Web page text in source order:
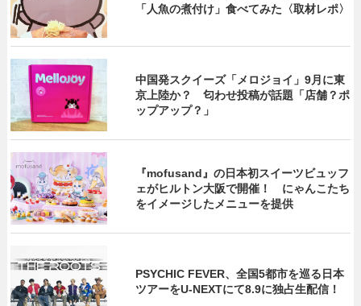
「人魚の煮付け」食べてみた〈取材レポ〉
中国発スクイーズ「メロジョイ」9月に東
京上陸か？ 匂わせ投稿が話題「店舗？ポ
ップアップ？」
『mofusand』の日本初スイーツビュッフ
ェがヒルトン大阪で開催！ にゃんこたち
をイメージしたメニューを提供
PSYCHIC FEVER、全国5都市を巡る日本
ツアーをU‐NEXTにて8.9に独占生配信！